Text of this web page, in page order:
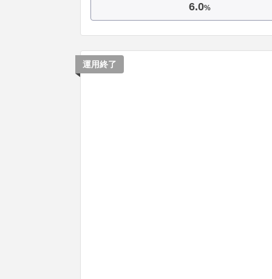
6.0%
運用終了